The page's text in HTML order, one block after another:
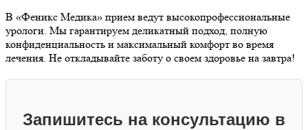
В «Феникс Медика» прием ведут высокопрофессиональные
урологи. Мы гарантируем деликатный подход, полную
конфиденциальность и максимальный комфорт во время
лечения. Не откладывайте заботу о своем здоровье на завтра!
Запишитесь на консультацию в